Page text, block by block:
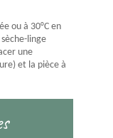
ou à 30°C en
linge
une
et la pièce à